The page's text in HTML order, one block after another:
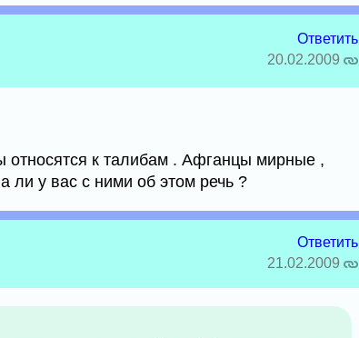
Ответить
20.02.2009
относятся к талибам . Афганцы мирные ,
ли у вас с ними об этом речь ?
Ответить
21.02.2009